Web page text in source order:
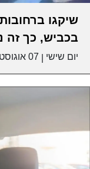
שיקגו
בכביש, כך זה
יום שישי 07 אוגוסט 2026